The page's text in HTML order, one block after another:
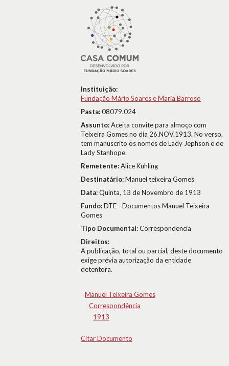
Instituição:
Fundação Mário Soares e Maria Barroso
Pasta:08079.024
Assunto:Aceita convite para almoço com
Teixeira Gomes no dia 26.NOV.1913. No verso,
tem manuscrito os nomes de Lady Jephson e de
Lady Stanhope.
Remetente:Alice Kuhling
Destinatário:Manuel teixeira Gomes
Data:Quinta, 13 de Novembro de 1913
Fundo:DTE - Documentos Manuel Teixeira
Gomes
Tipo Documental:Correspondencia
Direitos:
A publicação, total ou parcial, deste documento
exige prévia autorização da entidade
detentora.
Manuel Teixeira Gomes
Correspondência
1913
Citar Documento